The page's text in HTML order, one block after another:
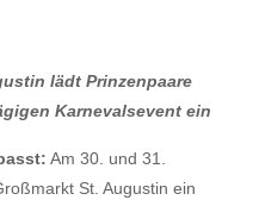
lädt Prinzenpaare
Karnevalsevent ein
Am 30. und 31.
St. Augustin ein